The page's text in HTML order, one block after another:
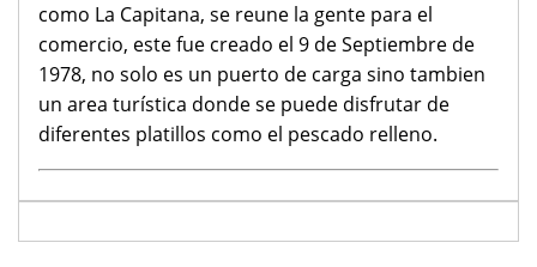
como La Capitana, se reune la gente para el
comercio, este fue creado el 9 de Septiembre de
1978, no solo es un puerto de carga sino tambien
un area turística donde se puede disfrutar de
diferentes platillos como el pescado relleno.